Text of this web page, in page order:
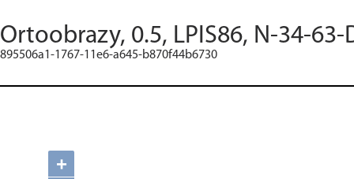
Ortoobrazy, 0.5, LPIS86, N-34-63-
895506a1-1767-11e6-a645-b870f44b6730
+